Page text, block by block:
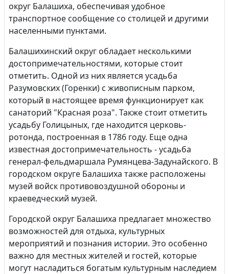
округ Балашиха, обеспечивая удобное
транспортное сообщение со столицей и другими
населенными пунктами.
Балашихинский округ обладает несколькими
достопримечательностями, которые стоит
отметить. Одной из них является усадьба
Разумовских (Горенки) с живописным парком,
который в настоящее время функционирует как
санаторий "Красная роза". Также стоит отметить
усадьбу Голицыных, где находится церковь-
ротонда, построенная в 1786 году. Еще одна
известная достопримечательность - усадьба
генерал-фельдмаршала Румянцева-Задунайского. В
городском округе Балашиха также расположены
музей войск противовоздушной обороны и
краеведческий музей.
Городской округ Балашиха предлагает множество
возможностей для отдыха, культурных
мероприятий и познания истории. Это особенно
важно для местных жителей и гостей, которые
могут насладиться богатым культурным наследием